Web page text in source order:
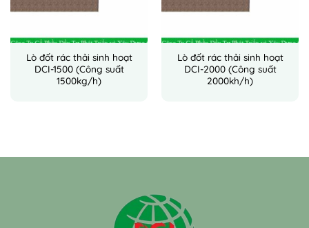
Lò đốt rác thải sinh hoạt
DCI-1500 (Công suất
1500kg/h)
Lò đốt rác thải sinh hoạt
DCI-2000 (Công suất
2000kh/h)